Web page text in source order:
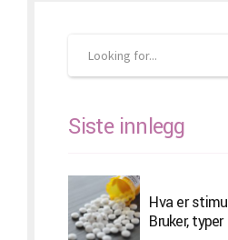
Siste innlegg
Hva er
Bruker,